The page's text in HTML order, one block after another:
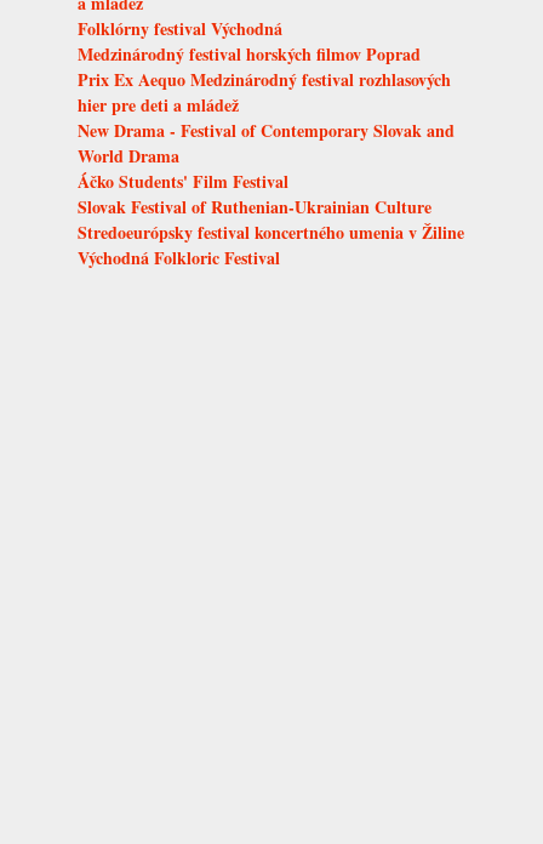
Folklórny festival Východná
Medzinárodný festival horských filmov Poprad
Prix Ex Aequo Medzinárodný festival rozhlasových
hier pre deti a mládež
New Drama - Festival of Contemporary Slovak and
World Drama
Áčko Students' Film Festival
Slovak Festival of Ruthenian-Ukrainian Culture
Stredoeurópsky festival koncertného umenia v Žiline
Východná Folkloric Festival